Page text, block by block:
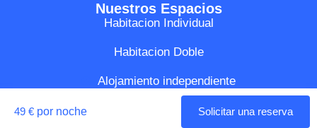
Nuestros Espacios
Habitacion Individual
Habitacion Doble
Alojamiento independiente
Medinest ®
49 € por noche Solicitar una reserva